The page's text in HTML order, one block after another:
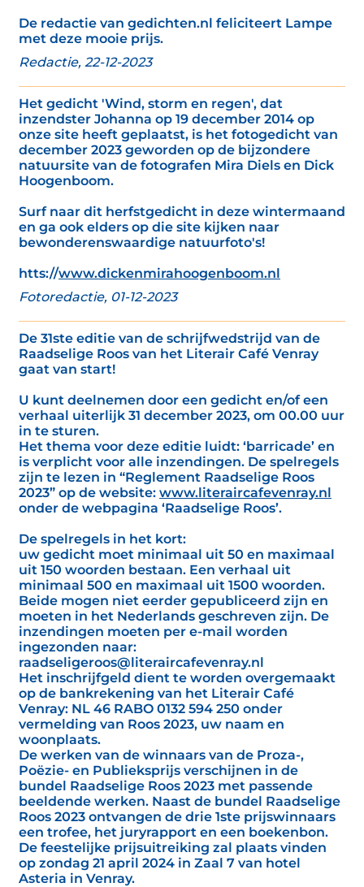
De redactie van gedichten.nl feliciteert Lampe
met deze mooie prijs.
Redactie, 22-12-2023
Het gedicht 'Wind, storm en regen', dat
inzendster Johanna op 19 december 2014 op
onze site heeft geplaatst, is het fotogedicht van
december 2023 geworden op de bijzondere
natuursite van de fotografen Mira Diels en Dick
Hoogenboom.
Surf naar dit herfstgedicht in deze wintermaand
en ga ook elders op die site kijken naar
bewonderenswaardige natuurfoto's!
htts://www.dickenmirahoogenboom.nl
Fotoredactie, 01-12-2023
De 31ste editie van de schrijfwedstrijd van de
Raadselige Roos van het Literair Café Venray
gaat van start!
U kunt deelnemen door een gedicht en/of een
verhaal uiterlijk 31 december 2023, om 00.00 uur
in te sturen.
Het thema voor deze editie luidt: ‘barricade’ en
is verplicht voor alle inzendingen. De spelregels
zijn te lezen in “Reglement Raadselige Roos
2023” op de website: www.literaircafevenray.nl
onder de webpagina ‘Raadselige Roos’.
De spelregels in het kort:
uw gedicht moet minimaal uit 50 en maximaal
uit 150 woorden bestaan. Een verhaal uit
minimaal 500 en maximaal uit 1500 woorden.
Beide mogen niet eerder gepubliceerd zijn en
moeten in het Nederlands geschreven zijn. De
inzendingen moeten per e-mail worden
ingezonden naar:
raadseligeroos@literaircafevenray.nl
Het inschrijfgeld dient te worden overgemaakt
op de bankrekening van het Literair Café
Venray: NL 46 RABO 0132 594 250 onder
vermelding van Roos 2023, uw naam en
woonplaats.
De werken van de winnaars van de Proza-,
Poëzie- en Publieksprijs verschijnen in de
bundel Raadselige Roos 2023 met passende
beeldende werken. Naast de bundel Raadselige
Roos 2023 ontvangen de drie 1ste prijswinnaars
een trofee, het juryrapport en een boekenbon.
De feestelijke prijsuitreiking zal plaats vinden
op zondag 21 april 2024 in Zaal 7 van hotel
Asteria in Venray.